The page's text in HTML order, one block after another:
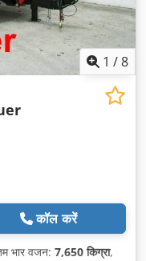
1 /8
कॉल करें
भार वजन: 7,650 किग्रा,